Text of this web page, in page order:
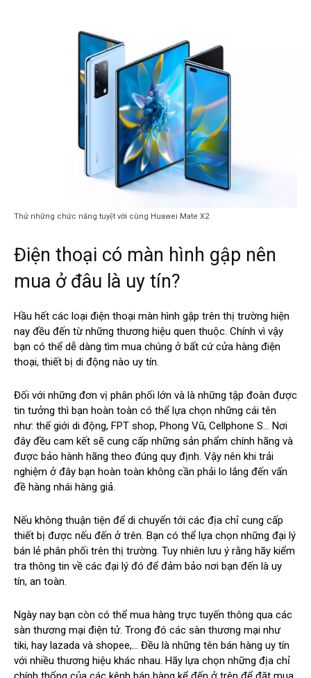
Thử những chức năng tuyệt vời cùng Huawei Mate X2
Điện thoại có màn hình gập nên
mua ở đâu là uy tín?
Hầu hết các loại điện thoại màn hình gập trên thị trường hiện
nay đều đến từ những thương hiệu quen thuộc. Chính vì vậy
bạn có thể dễ dàng tìm mua chúng ở bất cứ cửa hàng điện
thoại, thiết bị di động nào uy tín.
Đối với những đơn vị phân phối lớn và là những tập đoàn được
tin tưởng thì bạn hoàn toàn có thể lựa chọn những cái tên
như: thế giới di động, FPT shop, Phong Vũ, Cellphone S… Nơi
đây đều cam kết sẽ cung cấp những sản phẩm chính hãng và
được bảo hành hãng theo đúng quy định. Vậy nên khi trải
nghiệm ở đây bạn hoàn toàn không cần phải lo lắng đến vấn
đề hàng nhái hàng giả.
Nếu không thuận tiện để di chuyển tới các địa chỉ cung cấp
thiết bị được nếu đến ở trên. Bạn có thể lựa chọn những đại lý
bán lẻ phân phối trên thị trường. Tuy nhiên lưu ý rằng hãy kiểm
tra thông tin về các đại lý đó để đảm bảo nơi bạn đến là uy
tín, an toàn.
Ngày nay bạn còn có thể mua hàng trực tuyến thông qua các
sàn thương mại điện tử. Trong đó các sàn thương mại như
tiki, hay lazada và shopee,… Đều là những tên bán hàng uy tín
với nhiều thương hiệu khác nhau. Hãy lựa chọn những địa chỉ